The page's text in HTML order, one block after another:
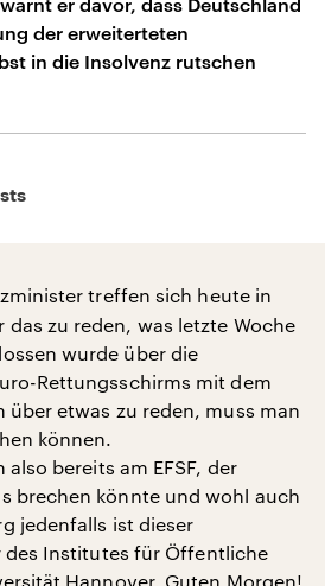
der erweiterteten
in die Insolvenz rutschen
treffen sich heute in
zu reden, was letzte Woche
wurde über die
Rettungsschirms mit dem
über etwas zu reden, muss man
können.
bereits am EFSF, der
brechen könnte und wohl auch
jedenfalls ist dieser
des Institutes für Öffentliche
Hannover. Guten Morgen!